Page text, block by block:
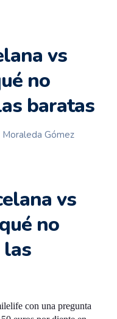
vs
no
baratas
Gómez
vs
no
las
con una pregunta